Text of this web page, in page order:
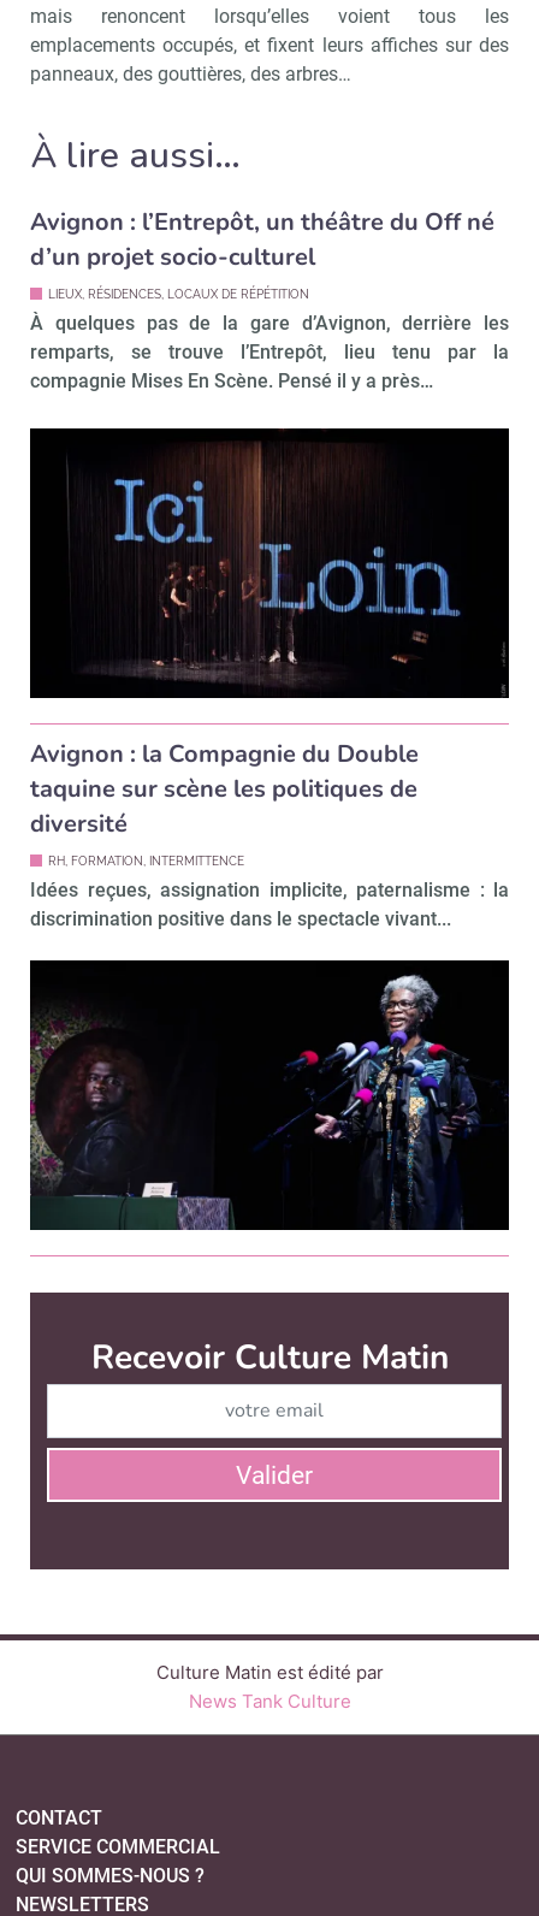
mais renoncent lorsqu’elles voient tous les
emplacements occupés, et fixent leurs affiches sur des
panneaux, des gouttières, des arbres…
À lire aussi…
Avignon : l’Entrepôt, un théâtre du Off né
d’un projet socio-culturel
LIEUX, RÉSIDENCES, LOCAUX DE RÉPÉTITION
À quelques pas de la gare d’Avignon, derrière les
remparts, se trouve l’Entrepôt, lieu tenu par la
compagnie Mises En Scène. Pensé il y a près…
Avignon : la Compagnie du Double
taquine sur scène les politiques de
diversité
RH, FORMATION, INTERMITTENCE
Idées reçues, assignation implicite, paternalisme : la
discrimination positive dans le spectacle vivant...
Culture Matin est édité par
News Tank Culture
QUI SOMMES-NOUS ?
LINKEDINTWITTERFACEBOOK
PLAN DU SITE
MENTIONS LÉGALES
POLITIQUE DE CONFIDENTIALITÉ
COOKIES